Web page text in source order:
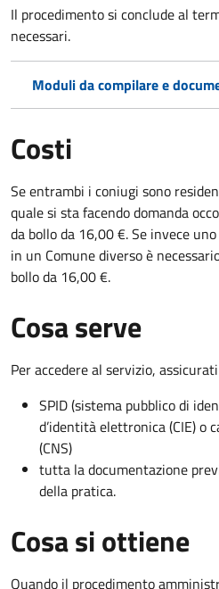
Il procedimento si conclude al
necessari.
Moduli da compilare e
Costi
Se entrambi i coniugi sono
quale si sta facendo domanda
da bollo da 16,00 €. Se invece
in un Comune diverso è
bollo da 16,00 €.
Cosa serve
Per accedere al servizio,
SPID (sistema pubblico di
d’identità elettronica (CIE) o
(CNS)
tutta la documentazione
della pratica.
Cosa si ottiene
Quando il procedimento